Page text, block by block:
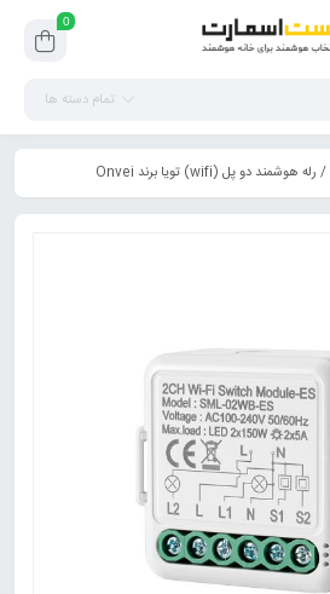
0
تمام دسته ها
/ رله هوشمند دو پل (wifi) تویا برند Onvei